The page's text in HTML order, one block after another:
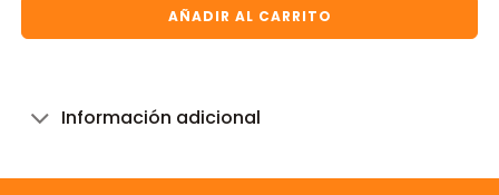
AÑADIR AL CARRITO
Información adicional